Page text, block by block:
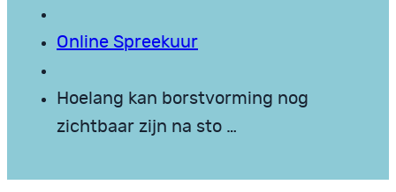
Online Spreekuur
Hoelang kan borstvorming nog
zichtbaar zijn na sto …